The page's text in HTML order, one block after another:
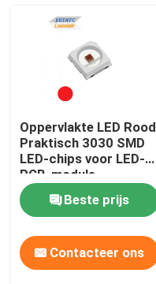
SMD LED PCBA
LED-pixel lichtsnoer
Oppervlakte LED Rood
Praktisch 3030 SMD
LED-chips voor LED-
PCB-module
Beste prijs
Contacteer ons